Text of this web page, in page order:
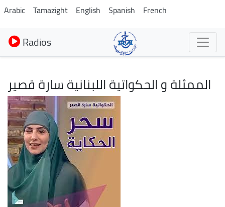
Aller
au
contenu
principal
Arabic Tamazight English Spanish French
Radios
الممثلة و الحكواتية اللبنانية سارة قصير